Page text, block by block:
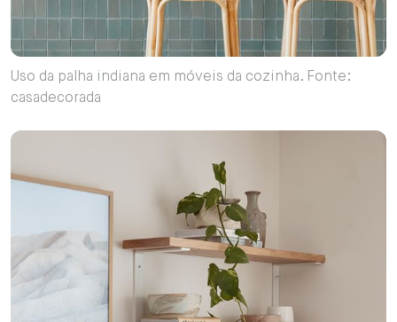
Uso da palha indiana em móveis da cozinha. Fonte:
casadecorada